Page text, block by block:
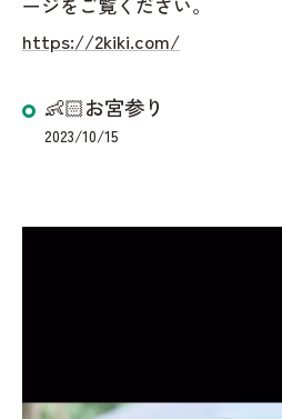
👶🏻お宮参り
2023/10/15
https://2kiki.com/